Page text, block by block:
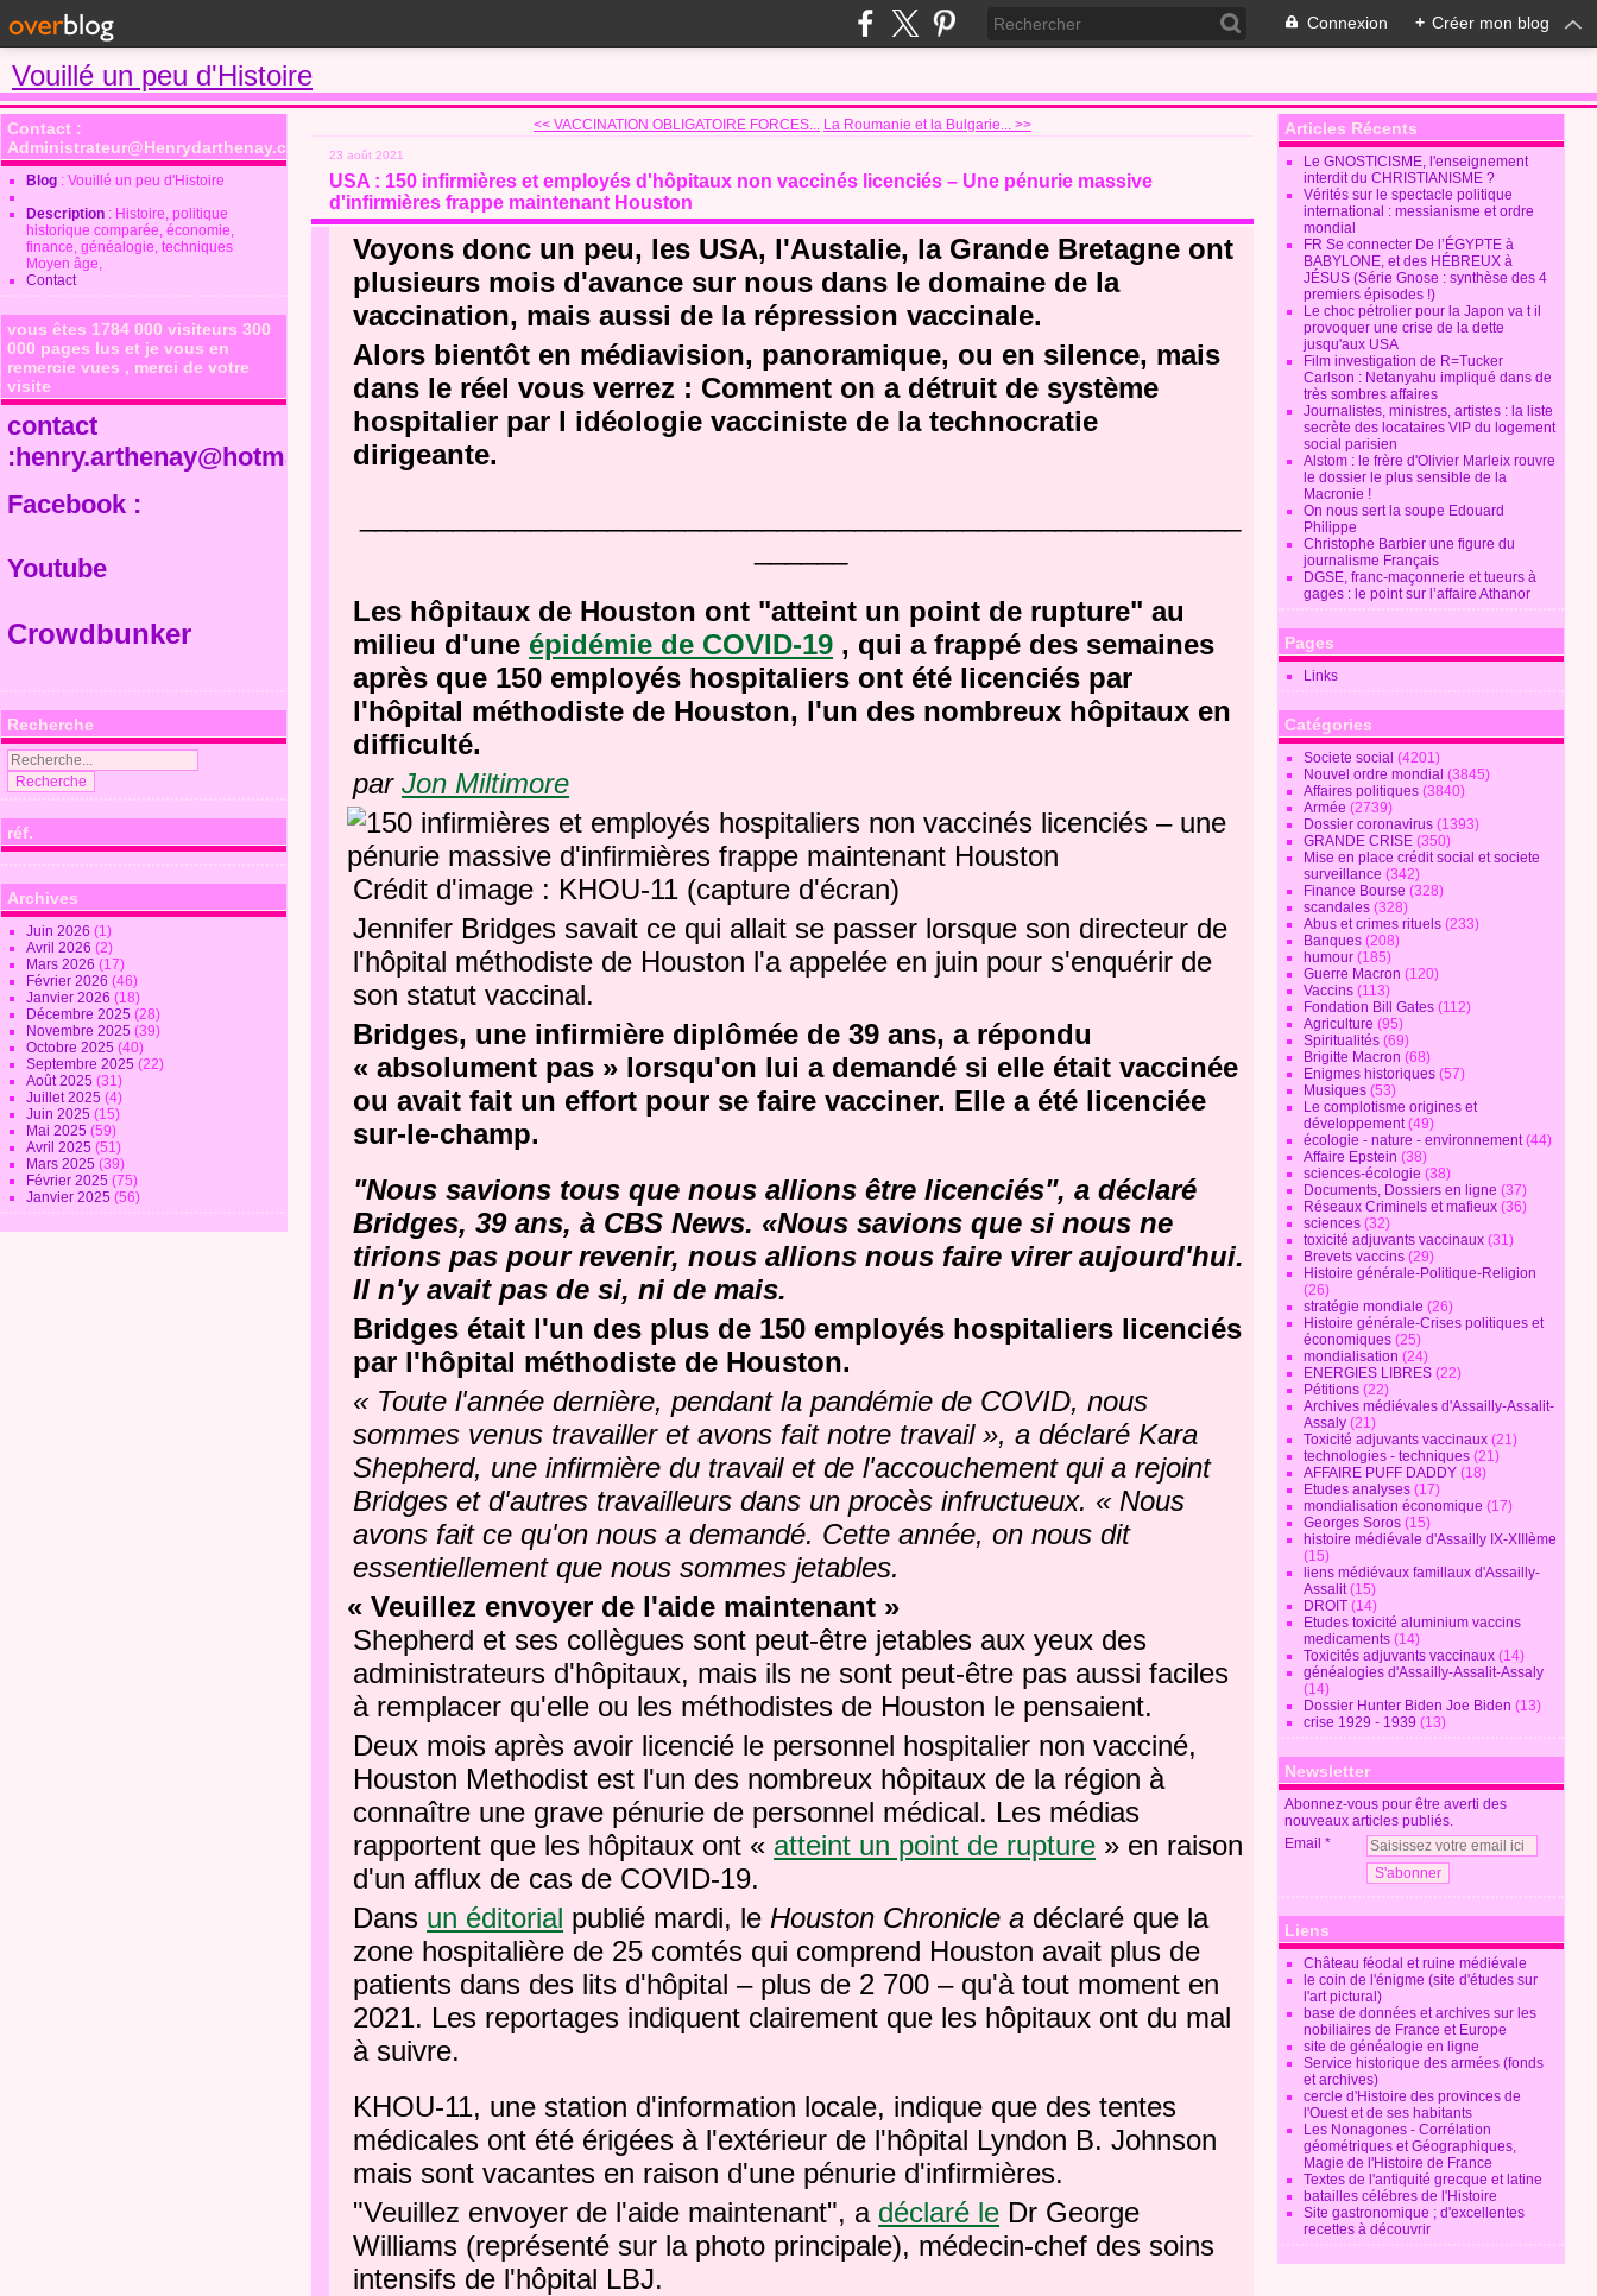
Connexion + Créer mon blog
Vouillé un peu d'Histoire
Contact :
Administrateur@Henrydarthenay.com
Blog : Vouillé un peu d'Histoire
Description : Histoire, politique
historique comparée, économie,
finance, généalogie, techniques
Moyen âge,
Contact
vous êtes 1784 000 visiteurs 300
000 pages lus et je vous en
remercie vues , merci de votre
visite
contact
:henry.arthenay@hotmail.fr
Facebook :
Youtube
Crowdbunker
Recherche
réf.
Archives
Juin 2026(1)
Avril 2026(2)
Mars 2026(17)
Février 2026(46)
Janvier 2026(18)
Décembre 2025(28)
Novembre 2025(39)
Octobre 2025(40)
Septembre 2025(22)
Août 2025(31)
Juillet 2025(4)
Juin 2025(15)
Mai 2025(59)
Avril 2025(51)
Mars 2025(39)
Février 2025(75)
Janvier 2025(56)
<< VACCINATION OBLIGATOIRE FORCES... La Roumanie et la Bulgarie... >>
23 août 2021
USA : 150 infirmières et employés d'hôpitaux non vaccinés licenciés – Une pénurie massive
d'infirmières frappe maintenant Houston
Voyons donc un peu, les USA, l'Austalie, la Grande Bretagne ont
plusieurs mois d'avance sur nous dans le domaine de la
vaccination, mais aussi de la répression vaccinale.
Alors bientôt en médiavision, panoramique, ou en silence, mais
dans le réel vous verrez : Comment on a détruit de système
hospitalier par l idéologie vacciniste de la technocratie
dirigeante.
Les hôpitaux de Houston ont "atteint un point de rupture" au
milieu d'une épidémie de COVID-19 , qui a frappé des semaines
après que 150 employés hospitaliers ont été licenciés par
l'hôpital méthodiste de Houston, l'un des nombreux hôpitaux en
difficulté.
parJon Miltimore
Crédit d'image : KHOU-11 (capture d'écran)
Jennifer Bridges savait ce qui allait se passer lorsque son directeur de
l'hôpital méthodiste de Houston l'a appelée en juin pour s'enquérir de
son statut vaccinal.
Bridges, une infirmière diplômée de 39 ans, a répondu
« absolument pas » lorsqu'on lui a demandé si elle était vaccinée
ou avait fait un effort pour se faire vacciner. Elle a été licenciée
sur-le-champ.
"Nous savions tous que nous allions être licenciés", a déclaré
Bridges, 39 ans, à CBS News. «Nous savions que si nous ne
tirions pas pour revenir, nous allions nous faire virer aujourd'hui.
Il n'y avait pas de si, ni de mais.
Bridges était l'un des plus de 150 employés hospitaliers licenciés
par l'hôpital méthodiste de Houston.
« Toute l'année dernière, pendant la pandémie de COVID, nous
sommes venus travailler et avons fait notre travail », a déclaré Kara
Shepherd, une infirmière du travail et de l'accouchement qui a rejoint
Bridges et d'autres travailleurs dans un procès infructueux. « Nous
avons fait ce qu'on nous a demandé. Cette année, on nous dit
essentiellement que nous sommes jetables.
« Veuillez envoyer de l'aide maintenant »
Shepherd et ses collègues sont peut-être jetables aux yeux des
administrateurs d'hôpitaux, mais ils ne sont peut-être pas aussi faciles
à remplacer qu'elle ou les méthodistes de Houston le pensaient.
Deux mois après avoir licencié le personnel hospitalier non vacciné,
Houston Methodist est l'un des nombreux hôpitaux de la région à
connaître une grave pénurie de personnel médical. Les médias
rapportent que les hôpitaux ont « atteint un point de rupture » en raison
d'un afflux de cas de COVID-19.
Dans un éditorial publié mardi, le Houston Chronicle a déclaré que la
zone hospitalière de 25 comtés qui comprend Houston avait plus de
patients dans des lits d'hôpital – plus de 2 700 – qu'à tout moment en
2021. Les reportages indiquent clairement que les hôpitaux ont du mal
à suivre.
KHOU-11, une station d'information locale, indique que des tentes
médicales ont été érigées à l'extérieur de l'hôpital Lyndon B. Johnson
mais sont vacantes en raison d'une pénurie d'infirmières.
"Veuillez envoyer de l'aide maintenant", a déclaré le Dr George
Williams (représenté sur la photo principale), médecin-chef des soins
intensifs de l'hôpital LBJ.
Articles Récents
Le GNOSTICISME, l'enseignement
interdit du CHRISTIANISME ?
Vérités sur le spectacle politique
international : messianisme et ordre
mondial
FR Se connecter De l’ÉGYPTE à
BABYLONE, et des HÉBREUX à
JÉSUS (Série Gnose : synthèse des 4
premiers épisodes !)
Le choc pétrolier pour la Japon va t il
provoquer une crise de la dette
jusqu'aux USA
Film investigation de R=Tucker
Carlson : Netanyahu impliqué dans de
très sombres affaires
Journalistes, ministres, artistes : la liste
secrète des locataires VIP du logement
social parisien
Alstom : le frère d'Olivier Marleix rouvre
le dossier le plus sensible de la
Macronie !
On nous sert la soupe Edouard
Philippe
Christophe Barbier une figure du
journalisme Français
DGSE, franc-maçonnerie et tueurs à
gages : le point sur l’affaire Athanor
Pages
Links
Catégories
Societe social (4201)
Nouvel ordre mondial (3845)
Affaires politiques (3840)
Armée (2739)
Dossier coronavirus (1393)
GRANDE CRISE (350)
Mise en place crédit social et societe
surveillance (342)
Finance Bourse (328)
scandales (328)
Abus et crimes rituels (233)
Banques (208)
humour (185)
Guerre Macron (120)
Vaccins (113)
Fondation Bill Gates (112)
Agriculture (95)
Spiritualités (69)
Brigitte Macron (68)
Enigmes historiques (57)
Musiques (53)
Le complotisme origines et
développement(49)
écologie - nature - environnement(44)
Affaire Epstein (38)
sciences-écologie (38)
Documents, Dossiers en ligne (37)
Réseaux Criminels et mafieux (36)
sciences (32)
toxicité adjuvants vaccinaux (31)
Brevets vaccins (29)
Histoire générale-Politique-Religion
(26)
stratégie mondiale (26)
Histoire générale-Crises politiques et
économiques (25)
mondialisation (24)
ENERGIES LIBRES (22)
Pétitions (22)
Archives médiévales d'Assailly-Assalit-
Assaly (21)
Toxicité adjuvants vaccinaux (21)
technologies - techniques (21)
AFFAIRE PUFF DADDY (18)
Etudes analyses (17)
mondialisation économique (17)
Georges Soros (15)
histoire médiévale d'Assailly IX-XIIIème
(15)
liens médiévaux famillaux d'Assailly-
Assalit(15)
DROIT (14)
Etudes toxicité aluminium vaccins
medicaments (14)
Toxicités adjuvants vaccinaux (14)
généalogies d'Assailly-Assalit-Assaly
(14)
Dossier Hunter Biden Joe Biden (13)
crise 1929 - 1939 (13)
Newsletter
Abonnez-vous pour être averti des
nouveaux articles publiés.
Email
Liens
Château féodal et ruine médiévale
le coin de l'énigme (site d'études sur
l'art pictural)
base de données et archives sur les
nobiliaires de France et Europe
site de généalogie en ligne
Service historique des armées (fonds
et archives)
cercle d'Histoire des provinces de
l'Ouest et de ses habitants
Les Nonagones - Corrélation
géométriques et Géographiques,
Magie de l'Histoire de France
Textes de l'antiquité grecque et latine
batailles célébres de l'Histoire
Site gastronomique ; d'excellentes
recettes à découvrir